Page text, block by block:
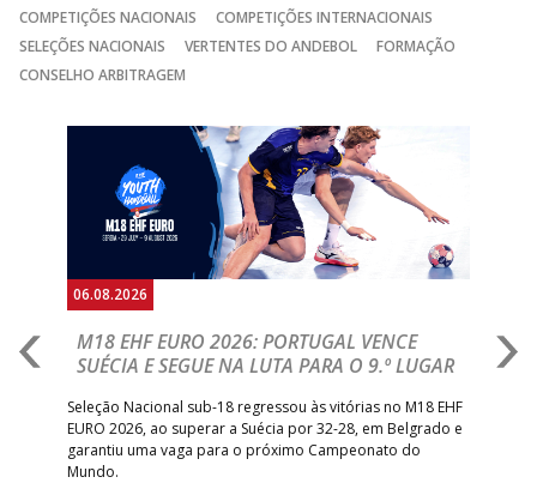
COMPETIÇÕES NACIONAIS
COMPETIÇÕES INTERNACIONAIS
SELEÇÕES NACIONAIS
VERTENTES DO ANDEBOL
FORMAÇÃO
CONSELHO ARBITRAGEM
06.08.2026
M18 EHF EURO 2026: PORTUGAL VENCE
SUÉCIA E SEGUE NA LUTA PARA O 9.º LUGAR
Seleção Nacional sub-18 regressou às vitórias no M18 EHF
EURO 2026, ao superar a Suécia por 32-28, em Belgrado e
garantiu uma vaga para o próximo Campeonato do
Mundo.